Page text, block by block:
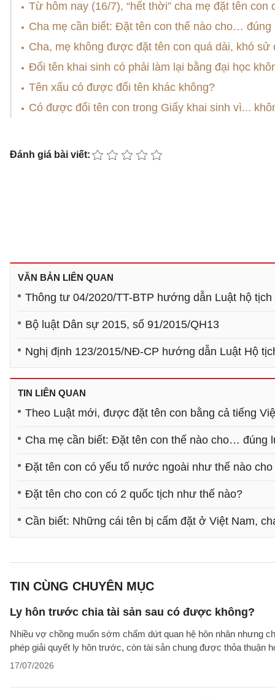
Từ hôm nay (16/7), “hết thời” cha mẹ đặt tên con
Cha mẹ cần biết: Đặt tên con thế nào cho… đúng
Cha, mẹ không được đặt tên con quá dài, khó sử
Đổi tên khai sinh có phải làm lại bằng đại học
Tên xấu có được đổi tên khác không?
Có được đổi tên con trong Giấy khai sinh vì...
Đánh giá bài viết:
VĂN BẢN LIÊN QUAN
Thông tư 04/2020/TT-BTP hướng dẫn Luật hộ
Bộ luật Dân sự 2015, số 91/2015/QH13
Nghị định 123/2015/NĐ-CP hướng dẫn Luật Hộ
TIN LIÊN QUAN
Theo Luật mới, được đặt tên con bằng cả tiếng
Cha mẹ cần biết: Đặt tên con thế nào cho… đúng
Đặt tên con có yếu tố nước ngoài như thế nào cho
Đặt tên cho con có 2 quốc tịch như thế nào?
Cần biết: Những cái tên bị cấm đặt ở Việt Nam,
TIN CÙNG CHUYÊN MỤC
Ly hôn trước chia tài sản sau có được không?
Nhiều vợ chồng muốn sớm chấm dứt quan hệ hôn nhân nhưng
phép giải quyết ly hôn trước, còn tài sản chung được thỏa thuận
17/07/2026